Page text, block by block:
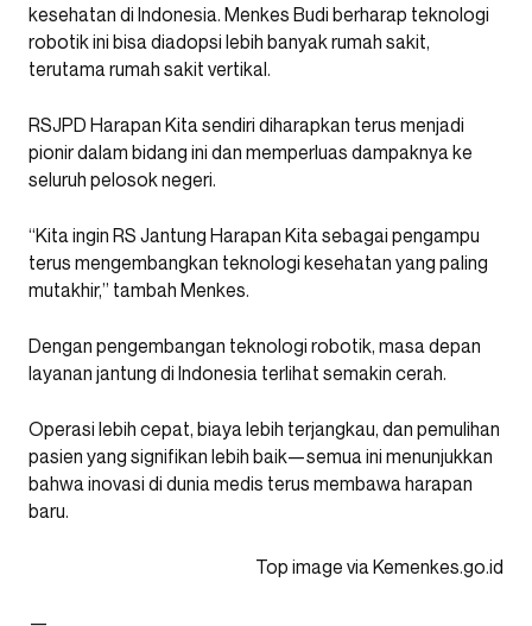
kesehatan di Indonesia. Menkes Budi berharap teknologi
robotik ini bisa diadopsi lebih banyak rumah sakit,
terutama rumah sakit vertikal.
RSJPD Harapan Kita sendiri diharapkan terus menjadi
pionir dalam bidang ini dan memperluas dampaknya ke
seluruh pelosok negeri.
“Kita ingin RS Jantung Harapan Kita sebagai pengampu
terus mengembangkan teknologi kesehatan yang paling
mutakhir,” tambah Menkes.
Dengan pengembangan teknologi robotik, masa depan
layanan jantung di Indonesia terlihat semakin cerah.
Operasi lebih cepat, biaya lebih terjangkau, dan pemulihan
pasien yang signifikan lebih baik—semua ini menunjukkan
bahwa inovasi di dunia medis terus membawa harapan
baru.
Top image via Kemenkes.go.id